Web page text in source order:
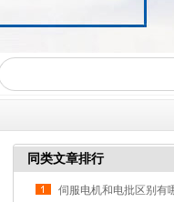
同类文章排行
伺服电机和电批区别有